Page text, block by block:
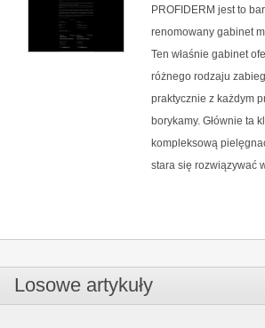
PROFIDERM jest to
renomowany gabinet
Ten właśnie gabinet
różnego rodzaju
praktycznie z każdym
borykamy. Głównie ta
kompleksową
stara się rozwiązywać
Losowe artykuły